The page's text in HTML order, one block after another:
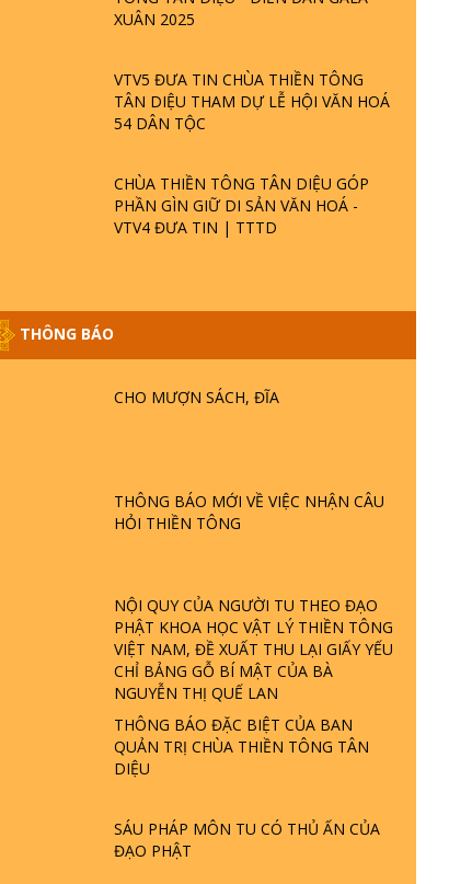
XUÂN 2025
VTV5 ĐƯA TIN CHÙA THIỀN TÔNG
TÂN DIỆU THAM DỰ LỄ HỘI VĂN HOÁ
54 DÂN TỘC
CHÙA THIỀN TÔNG TÂN DIỆU GÓP
PHẦN GÌN GIỮ DI SẢN VĂN HOÁ -
VTV4 ĐƯA TIN | TTTD
THÔNG BÁO
CHO MƯỢN SÁCH, ĐĨA
THÔNG BÁO MỚI VỀ VIỆC NHẬN CÂU
HỎI THIỀN TÔNG
NỘI QUY CỦA NGƯỜI TU THEO ĐẠO
PHẬT KHOA HỌC VẬT LÝ THIỀN TÔNG
VIỆT NAM, ĐỀ XUẤT THU LẠI GIẤY YẾU
CHỈ BẢNG GỖ BÍ MẬT CỦA BÀ
NGUYỄN THỊ QUẾ LAN
THÔNG BÁO ĐẶC BIỆT CỦA BAN
QUẢN TRỊ CHÙA THIỀN TÔNG TÂN
DIỆU
SÁU PHÁP MÔN TU CÓ THỦ ẤN CỦA
ĐẠO PHẬT
GIẢI ĐÁP ĐẶC BIỆT P25 - SUỐT 49 NĂM
TTTD
GIẢI ĐÁP THIỀN TÔNG ĐẶC BIỆT P22 -
TẠI SAO TRÁI ĐẤT NHIỀU THIÊN TAI - LŨ
LỤT - HỎA HOẠN | TTTD
GIẢI ĐÁP THIỀN TÔNG ĐẶC BIỆT P21 -
TẠI SAO ĐỨC PHẬT BƯỚC ĐI 7 BƯỚC
GIẢI ĐÁP VỀ LỄ TIỄN THIỀN TÔNG SƯ